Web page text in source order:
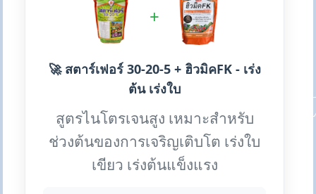
+
🚀 สตาร์เฟอร์ 30-20-5 + ฮิวมิคFK - เร่ง
ต้น เร่งใบ
สูตรไนโตรเจนสูง เหมาะสำหรับ
ช่วงต้นของการเจริญเติบโต เร่งใบ
เขียว เร่งต้นแข็งแรง